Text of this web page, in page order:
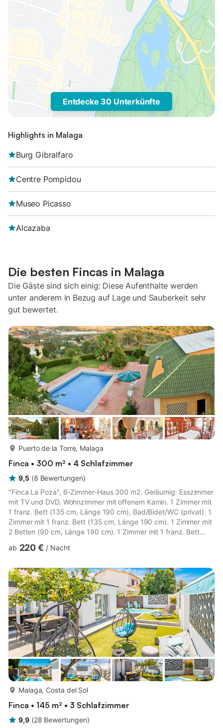
Entdecke 30 Unterkünfte
Highlights in Malaga
Burg Gibralfaro
Centre Pompidou
Museo Picasso
Alcazaba
Die besten Fincas in Malaga
Die Gäste sind sich einig: Diese Aufenthalte werden
unter anderem in Bezug auf Lage und Sauberkeit sehr
gut bewertet.
Puerto de la Torre, Malaga
Finca • 300 m² • 4 Schlafzimmer
9,5 (8 Bewertungen)
"Finca La Poza", 6-Zimmer-Haus 300 m2. Geräumig: Esszimmer
mit TV und DVD. Wohnzimmer mit offenem Kamin. 1 Zimmer mit
1 franz. Bett (135 cm, Länge 190 cm), Bad/Bidet/WC (privat). 1
Zimmer mit 1 franz. Bett (135 cm, Länge 190 cm). 1 Zimmer mit
2 Betten (90 cm, Länge 190 cm). 1 Zimmer mit 1 franz. Bett
4 Glaskeramikplatten, Mikrowelle, elektrische Kaffeemaschine)
Terrassenmöbel, Gartengrill, Liegestühle. Sicht auf die Berge.
Zur Verfügung: Waschmaschine. Internet (WLAN, gratis). ...
ab 220 € / Nacht
Malaga, Costa del Sol
Finca • 145 m² • 3 Schlafzimmer
9,9 (28 Bewertungen)